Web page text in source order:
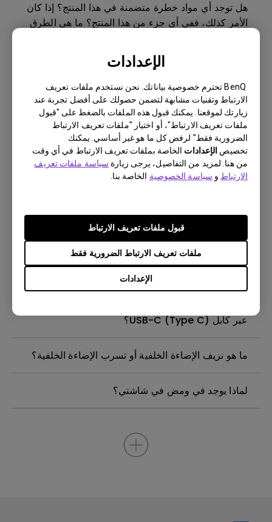
الإعدادات
BenQ تحترم خصوصية بياناتك. نحن نستخدم ملفات تعريف
الارتباط وتقنيات مشابهة لتضمن حصولك على أفضل تجربة عند
زيارتك لموقعنا. يمكنك قبول هذه الملفات بالضغط على "قبول
ملفات تعريف الارتباط"، أو اختيار "ملفات تعريف الارتباط
الضرورية فقط" لرفض كل ما هو غير أساسي. يمكنك
تخصيص الإعدادات الخاصة بملفات تعريف الارتباط في أي وقت
من هنا. لمزيد من التفاصيل، يرجى زيارة سياسة ملفات تعريف
الارتباط و سياسة الخصوصية الخاصة بنا.
الإعدادات
ملفات تعريف الارتباط الضرورية فقط
قبول ملفات تعريف الارتباط
هل توجد أي مواد خطرة متضمنة في هذا المنتج؟ إذا كان
الأمر كذلك، ففي أي جزء من هذا المنتج؟ ما هي الطرق
ماذا يعني ثبات الصورة وكيفية تجنبها أو التخلص منها؟
هل تستخدم شاشة بينكيو إضاءة LED بمجموعة كاملة أو
إضاءة LED من الحافة؟
كيف يمكنني التحقق مما إذا كانت الإضاءة الخلفية
هل يوجد شريط حماية أو شريط بلاستيكي للشاشة
موجود في شاشة جهاز العرض من بينكيو الخاصة بيّ
بحاجة إلى نزعه؟
عبر كابل USB-C (Type C)؟
ما هو نزيف الإضاءة الخلفية أو تسرب الإضاءة الخلفية؟
لماذا يوجد في ومض في شاشتي؟